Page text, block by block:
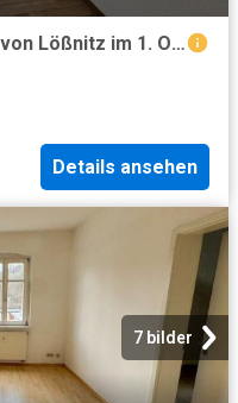
2 Raum Wohnung in Randlage von Lößnitz im 1. Obergeschoss
Details ansehen
7 bilder